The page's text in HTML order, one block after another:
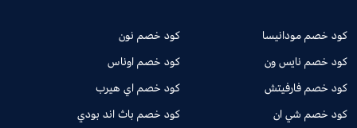
كود خصم مودانيسا
كود خصم نايس ون
كود خصم فارفيتش
كود خصم شي ان
كود خصم نون
كود خصم اوناس
كود خصم اي هيرب
كود خصم باث اند بودي